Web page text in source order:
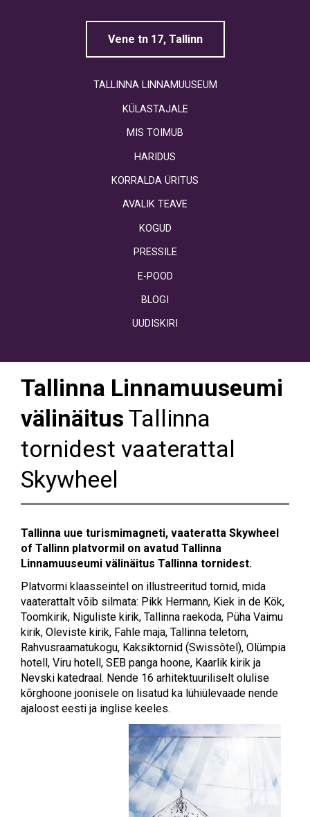
Vene tn 17, Tallinn
TALLINNA LINNAMUUSEUM
KÜLASTAJALE
MIS TOIMUB
HARIDUS
KORRALDA ÜRITUS
AVALIK TEAVE
KOGUD
PRESSILE
E-POOD
BLOGI
UUDISKIRI
Tallinna Linnamuuseumi
välinäitus Tallinna
tornidest vaaterattal
Skywheel
Tallinna uue turismimagneti, vaateratta Skywheel
of Tallinn platvormil on avatud Tallinna
Linnamuuseumi välinäitus Tallinna tornidest.
Platvormi klaasseintel on illustreeritud tornid, mida
vaaterattalt võib silmata: Pikk Hermann, Kiek in de Kök,
Toomkirik, Niguliste kirik, Tallinna raekoda, Püha Vaimu
kirik, Oleviste kirik, Fahle maja, Tallinna teletorn,
Rahvusraamatukogu, Kaksiktornid (Swissôtel), Olümpia
hotell, Viru hotell, SEB panga hoone, Kaarlik kirik ja
Nevski katedraal. Nende 16 arhitektuuriliselt olulise
kõrghoone joonisele on lisatud ka lühiülevaade nende
ajaloost eesti ja inglise keeles.